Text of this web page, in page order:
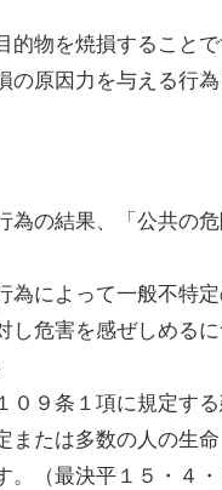
物を焼損することで
の原因力を与える行
の結果、「公共の
為によって一般不特
し危害を感ぜしめる
０９条１項に規定す
または多数の人の生
（最決平１５・４・